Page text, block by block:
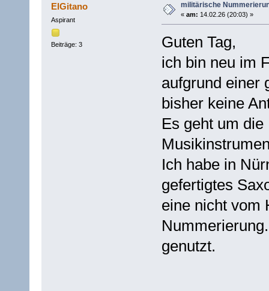
ElGitano
Aspirant
Beiträge: 3
militärische
« am: 14.02.26 (20:03) »
Guten Tag,
ich bin neu im
aufgrund einer
bisher keine
Es geht um
Ich habe in
gefertigtes
eine nicht vom
genutzt.